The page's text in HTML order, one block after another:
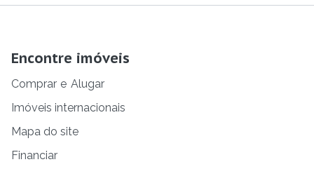
Encontre imóveis
Comprar e Alugar
Imóveis internacionais
Mapa do site
Financiar